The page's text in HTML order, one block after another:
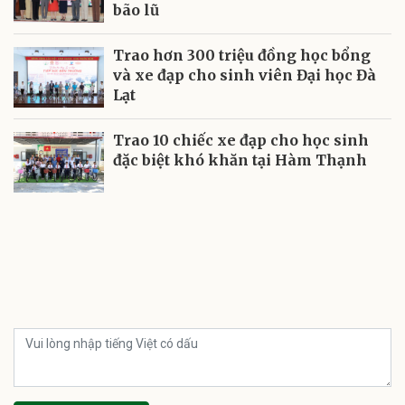
bão lũ
Trao hơn 300 triệu đồng học bổng
và xe đạp cho sinh viên Đại học Đà
Lạt
Trao 10 chiếc xe đạp cho học sinh
đặc biệt khó khăn tại Hàm Thạnh